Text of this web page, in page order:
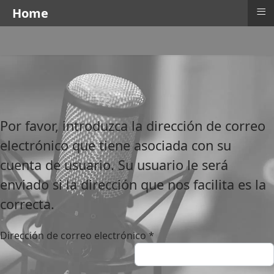
Por favor, introduzca la dirección de correo
electrónico que tiene asociada con su
cuenta de usuario. Su usuario le será
enviado si la dirección que nos facilita es la
correcta.
Dirección de correo electrónico*
Home ≡